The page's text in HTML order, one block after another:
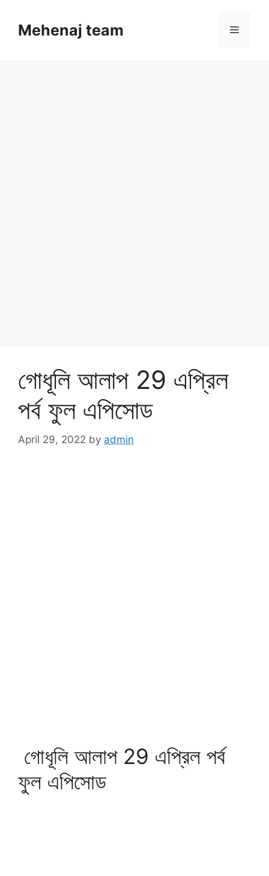
contentMehenaj team Menu
গোধূলি আলাপ 29 এপ্রিল
পর্ব ফুল এপিসোড
April 29, 2022 by admin
গোধূলি আলাপ 29 এপ্রিল পর্ব
ফুল এপিসোড